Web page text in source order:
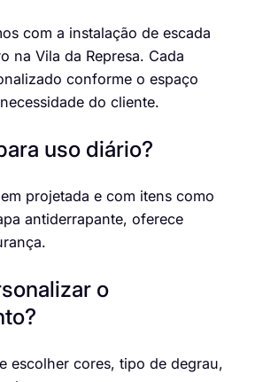
com a instalação de escada
na Vila da Represa. Cada
conforme o espaço
do cliente.
uso diário?
projetada e com itens como
antiderrapante, oferece
o
escolher cores, tipo de degrau,